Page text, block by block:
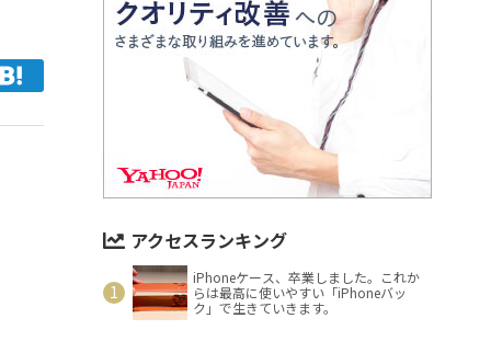
アクセスランキング
iPhoneケース、卒業しました。これか
らは最高に使いやすい「iPhoneバッ
ク」で生きていきます。